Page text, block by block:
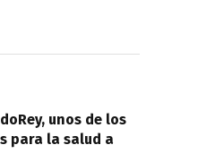
unos de los
para la salud a